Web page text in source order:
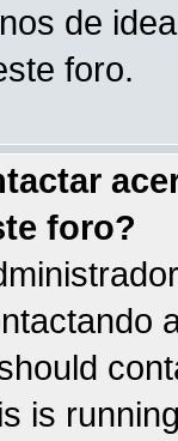
de
foro.
foro?
is